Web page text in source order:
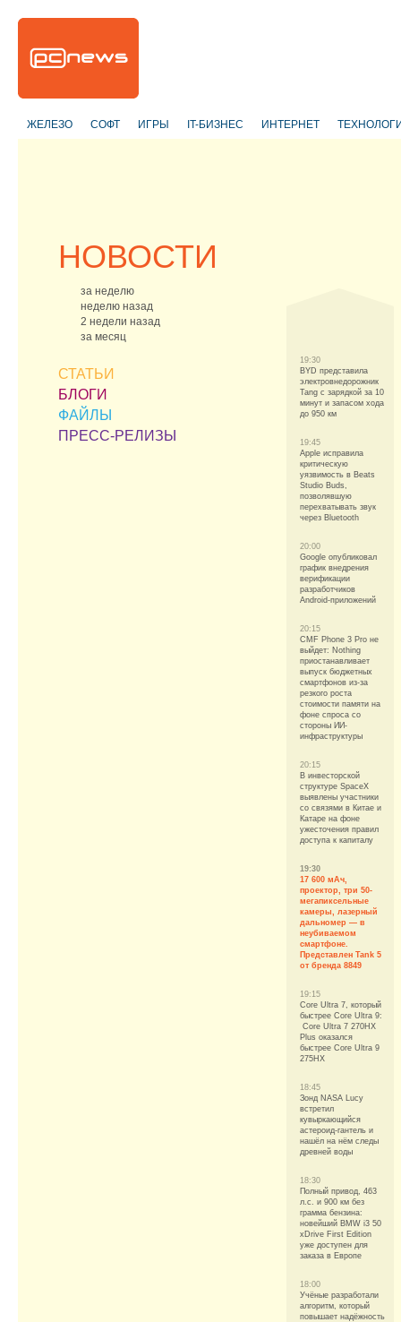
ЖЕЛЕЗО СОФТ ИГРЫ IT-БИЗНЕС ИНТЕРНЕТ
НОВОСТИ
за неделю
неделю назад
2 недели назад
за месяц
СТАТЬИ
БЛОГИ
ФАЙЛЫ
ПРЕСС-РЕЛИЗЫ
19:30
BYD представила
электровнедорожник
Tang с зарядкой за 10
минут и запасом хода
до 950 км
19:45
Apple исправила
критическую
уязвимость в Beats
Studio Buds,
позволявшую
перехватывать звук
через Bluetooth
20:00
Google опубликовал
график внедрения
верификации
разработчиков
Android-приложений
20:15
CMF Phone 3 Pro не
выйдет: Nothing
приостанавливает
выпуск бюджетных
смартфонов из-за
резкого роста
стоимости памяти на
фоне спроса со
стороны ИИ-
инфраструктуры
20:15
В инвесторской
структуре SpaceX
выявлены участники
со связями в Китае и
Катаре на фоне
ужесточения правил
доступа к капиталу
19:30
17 600 мАч,
проектор, три 50-
мегапиксельные
камеры, лазерный
дальномер — в
неубиваемом
смартфоне.
Представлен Tank 5
от бренда 8849
19:15
Core Ultra 7, который
быстрее Core Ultra 9:
Core Ultra 7 270HX
Plus оказался
быстрее Core Ultra 9
275HX
18:45
Зонд NASA Lucy
встретил
кувыркающийся
астероид-гантель и
нашёл на нём следы
древней воды
18:30
Полный привод, 463
л.с. и 900 км без
грамма бензина:
новейший BMW i3 50
xDrive First Edition
уже доступен для
заказа в Европе
18:00
Учёные разработали
алгоритм, который
повышает надёжность